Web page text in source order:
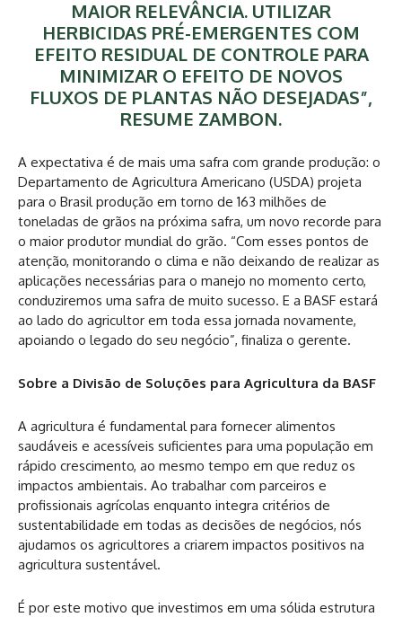
MAIOR RELEVÂNCIA. UTILIZAR
HERBICIDAS PRÉ-EMERGENTES COM
EFEITO RESIDUAL DE CONTROLE PARA
MINIMIZAR O EFEITO DE NOVOS
FLUXOS DE PLANTAS NÃO DESEJADAS”,
RESUME ZAMBON.
A expectativa é de mais uma safra com grande produção: o
Departamento de Agricultura Americano (USDA) projeta
para o Brasil produção em torno de 163 milhões de
toneladas de grãos na próxima safra, um novo recorde para
o maior produtor mundial do grão. “Com esses pontos de
atenção, monitorando o clima e não deixando de realizar as
aplicações necessárias para o manejo no momento certo,
conduziremos uma safra de muito sucesso. E a BASF estará
ao lado do agricultor em toda essa jornada novamente,
apoiando o legado do seu negócio”, finaliza o gerente.
Sobre a Divisão de Soluções para Agricultura da BASF
A agricultura é fundamental para fornecer alimentos
saudáveis e acessíveis suficientes para uma população em
rápido crescimento, ao mesmo tempo em que reduz os
impactos ambientais. Ao trabalhar com parceiros e
profissionais agrícolas enquanto integra critérios de
sustentabilidade em todas as decisões de negócios, nós
ajudamos os agricultores a criarem impactos positivos na
agricultura sustentável.
É por este motivo que investimos em uma sólida estrutura